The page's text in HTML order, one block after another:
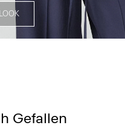
Gefallen